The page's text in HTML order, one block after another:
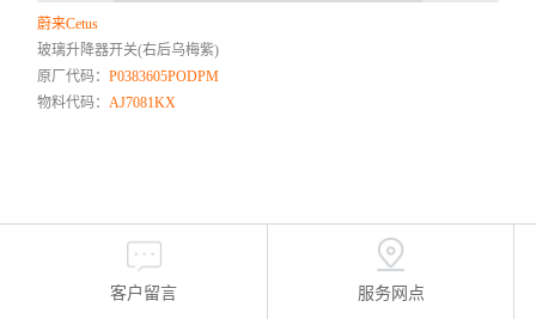
蔚来Cetus
玻璃升降器开关(右后乌梅紫)
原厂代码：P0383605PODPM
物料代码：AJ7081KX
客户留言 服务网点